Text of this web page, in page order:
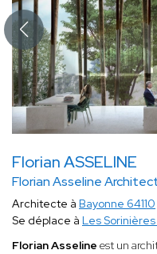
Florian ASSELINE
Florian Asseline
Architecte à Bayonne 64110
Se déplace à Les
Florian Asseline est un